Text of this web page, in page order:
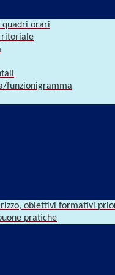
quadri orari
funzionigramma
obiettivi formativi
pratiche